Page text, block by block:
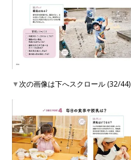
▼次の画像は下へスクロール (32/44)